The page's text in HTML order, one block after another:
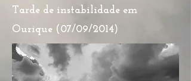
Tarde de instabilidade em
Ourique (07/09/2014)